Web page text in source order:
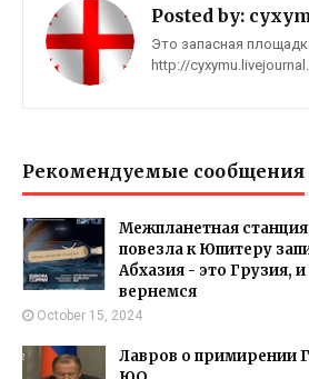
Posted by:
Это запасная
http://
Рекомендуемые сообщения
Межпланетная
повезла к Юпитеру
Абхазия - это Грузия,
вернемся
October 15, 2024
Лавров о примирении